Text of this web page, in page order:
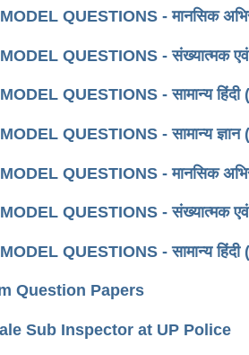
QUESTIONS - मानसिक
QUESTIONS - संख्यात्मक एवं
QUESTIONS - सामान्य हिंदी
QUESTIONS - सामान्य ज्ञान
QUESTIONS - मानसिक
QUESTIONS - संख्यात्मक एवं
QUESTIONS - सामान्य हिंदी
Question Papers
Sub Inspector at UP Police